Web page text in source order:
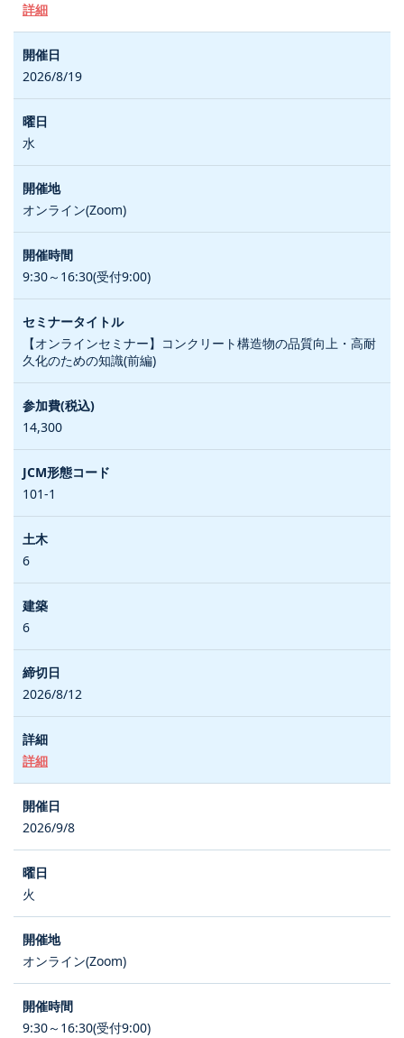
詳細
2026/8/19
水
オンライン(Zoom)
9:30～16:30(受付9:00)
【オンラインセミナー】コンクリート構造物の品質向上・高耐
久化のための知識(前編)
14,300
101-1
6
6
2026/8/12
詳細
2026/9/8
火
オンライン(Zoom)
9:30～16:30(受付9:00)